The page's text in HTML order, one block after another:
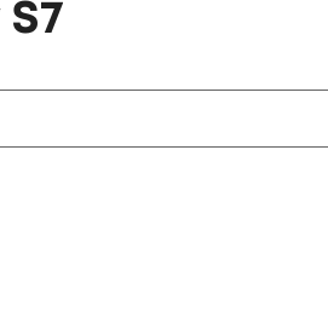
javaslatok a mező alatt